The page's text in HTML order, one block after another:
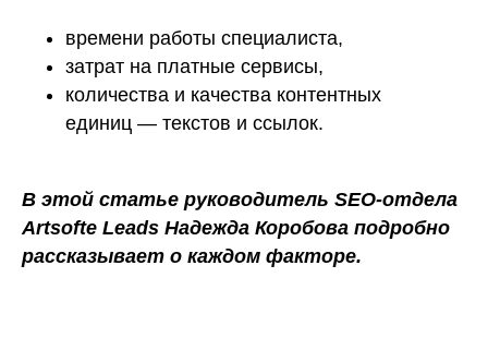
времени работы специалиста,
затрат на платные сервисы,
количества и качества контентных
единиц — текстов и ссылок.
В этой статье руководитель SEO-отдела
Artsofte Leads Надежда Коробова подробно
рассказывает о каждом факторе.